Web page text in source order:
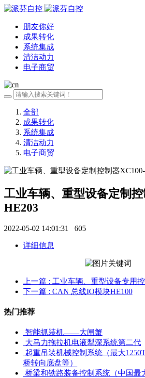
朋友你好
成果转化
系统集成
清洁动力
电子商贸
全部
成果转化
系统集成
清洁动力
电子商贸
工业车辆、重型设备定制
HE203
2022-05-02 14:01:31 605
详细信息
上一篇 : 工业车辆、重型设备专用
下一篇 : CAN 总线IO模块HE100
热门推荐
智能抓装机——大闸蟹
大马力拖拉机电液犁深系统第二代
起重吊装机械控制系统（最大
桥转向底盘等）
桥梁和铁路装备控制系统（中国最